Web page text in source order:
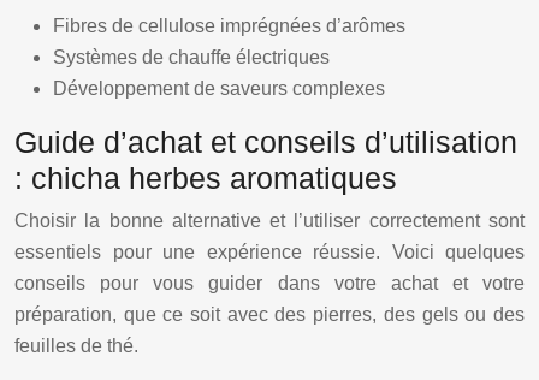
Fibres de cellulose imprégnées d’arômes
Systèmes de chauffe électriques
Développement de saveurs complexes
Guide d’achat et conseils d’utilisation
: chicha herbes aromatiques
Choisir la bonne alternative et l’utiliser correctement sont
essentiels pour une expérience réussie. Voici quelques
conseils pour vous guider dans votre achat et votre
préparation, que ce soit avec des pierres, des gels ou des
feuilles de thé.